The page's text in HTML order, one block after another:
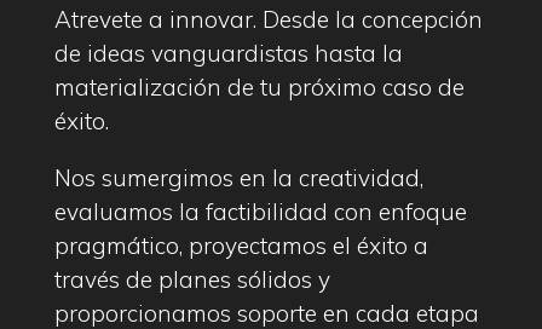
Atrevete a innovar. Desde la concepción
de ideas vanguardistas hasta la
materialización de tu próximo caso de
éxito.
Nos sumergimos en la creatividad,
evaluamos la factibilidad con enfoque
pragmático, proyectamos el éxito a
través de planes sólidos y
proporcionamos soporte en cada etapa